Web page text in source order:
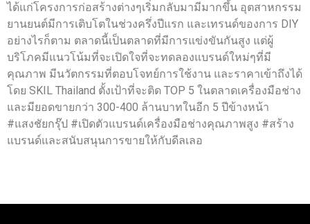
ได้แก่โครงการก่อสร้างต่างๆเริ่มกลับมามีมากขึ้น อุตสาหกรรม
ยานยนต์มีการเติบโตในช่วงครึ่งปีแรก และเทรนด์ของการ DIY
อย่างไรก็ตาม ตลาดนี้เป็นตลาดที่มีการแข่งขันกันสูง แต่ผู้
บริโภคมีแนวโน้มที่จะเปิดใจที่จะทดลองแบรนด์ใหม่ๆที่มี
คุณภาพ มีนวัตกรรมที่ตอบโจทย์การใช้งาน และราคาเข้าถึงได้
โดย SKIL Thailand ตั้งเป้าที่จะติด TOP 5 ในตลาดเครื่องมือช่าง
และมียอดขายกว่า 300-400 ล้านบาทในอีก 5 ปีข้างหน้า
#แสงชัยกรุ๊ป #เปิดตัวแบรนด์เครื่องมือช่างคุณภาพสูง #สร้าง
แบรนด์และสนับสนุนการขายให้กับดีลเลอ